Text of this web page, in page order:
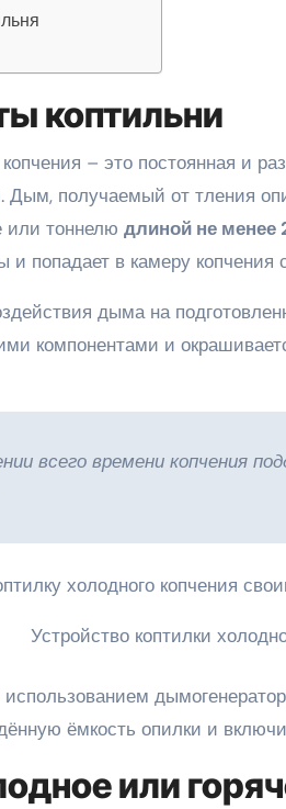
коптильни
– это постоянная и
Дым, получаемый от тления
или тоннелю длиной не менее
и попадает в камеру
дыма на
компонентами и
всего времени копчения
Устройство коптилки
ёмкость опилки и
или